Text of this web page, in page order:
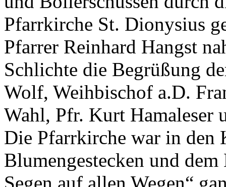
Pfarrkirche St. Dionysius
Pfarrer Reinhard Hangst
Schlichte die Begrüßung
Wolf, Weihbischof a.D.
Wahl, Pfr. Kurt Hamaleser
Die Pfarrkirche war in den
Blumengestecken und